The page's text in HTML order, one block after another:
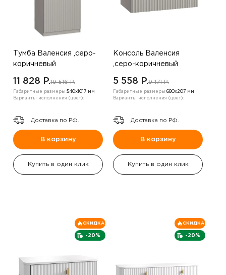
Тумба Валенсия ,серо-
коричневый
11 828 P.19 516 P.
Габаритные размеры:540х1017 мм
Варианты исполнения (цвет):
Доставка по РФ.
В корзину
Купить в один клик
Консоль Валенсия
,серо-коричневый
5 558 P.9 171 P.
Габаритные размеры:680х207 мм
Варианты исполнения (цвет):
Доставка по РФ.
В корзину
Купить в один клик
-20%
СКИДКА
-20%
СКИДКА